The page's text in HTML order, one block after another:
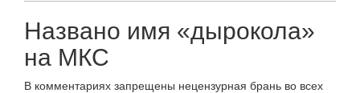
Названо имя «дырокола»
на МКС
В комментариях запрещены нецензурная брань во всех